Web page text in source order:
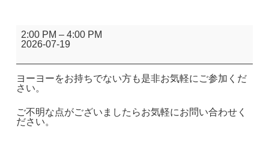
石
川
ヨ
ヨ
ー
練
習
2:00 PM – 4:00 PM
2026-07-19
ヨーヨーをお持ちでない方も是非お気軽にご参加くだ
さい。
ご不明な点がございましたらお気軽にお問い合わせく
ださい。